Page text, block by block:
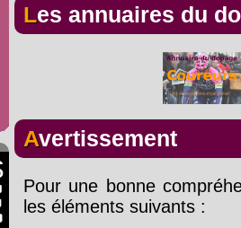
Les annuaires du
Avertissement
Pour une bonne
les éléments suivants :